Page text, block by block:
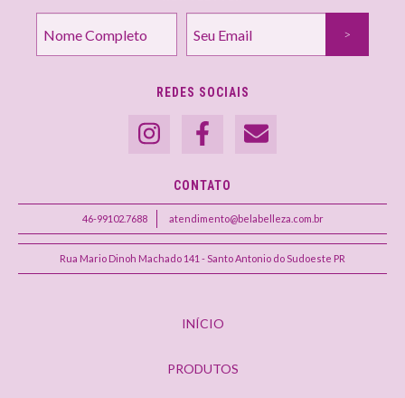
REDES SOCIAIS
CONTATO
46-99102.7688 atendimento@belabelleza.com.br
Rua Mario Dinoh Machado 141 - Santo Antonio do Sudoeste PR
INÍCIO
PRODUTOS